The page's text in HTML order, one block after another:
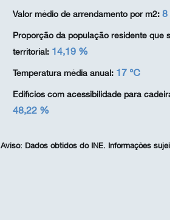
Valor médio de arrendamento por m2: 8
Proporção da população residente que
territorial: 14,19 %
Temperatura média anual: 17 ℃
Edifícios com acessibilidade para
48,22 %
Aviso: Dados obtidos do INE. Informações